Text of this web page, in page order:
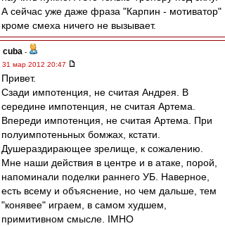
А сейчас уже даже фраза "Карпин - мотиватор"
кроме смеха ничего не вызывает.
cuba -
31 мар 2012 20:47
Привет.
Сзади импотенция, не считая Андрея. В
середине импотенция, не считая Артема.
Впереди импотенция, не считая Артема. При
полуимпотеньных бомжах, кстати.
Душераздирающее зрелище, к сожалению.
Мне наши действия в центре и в атаке, порой,
напоминали поделки раннего УБ. Наверное,
есть всему и объяснение, но чем дальше, тем
"конявее" играем, в самом худшем,
примитивном смысле. IMHO